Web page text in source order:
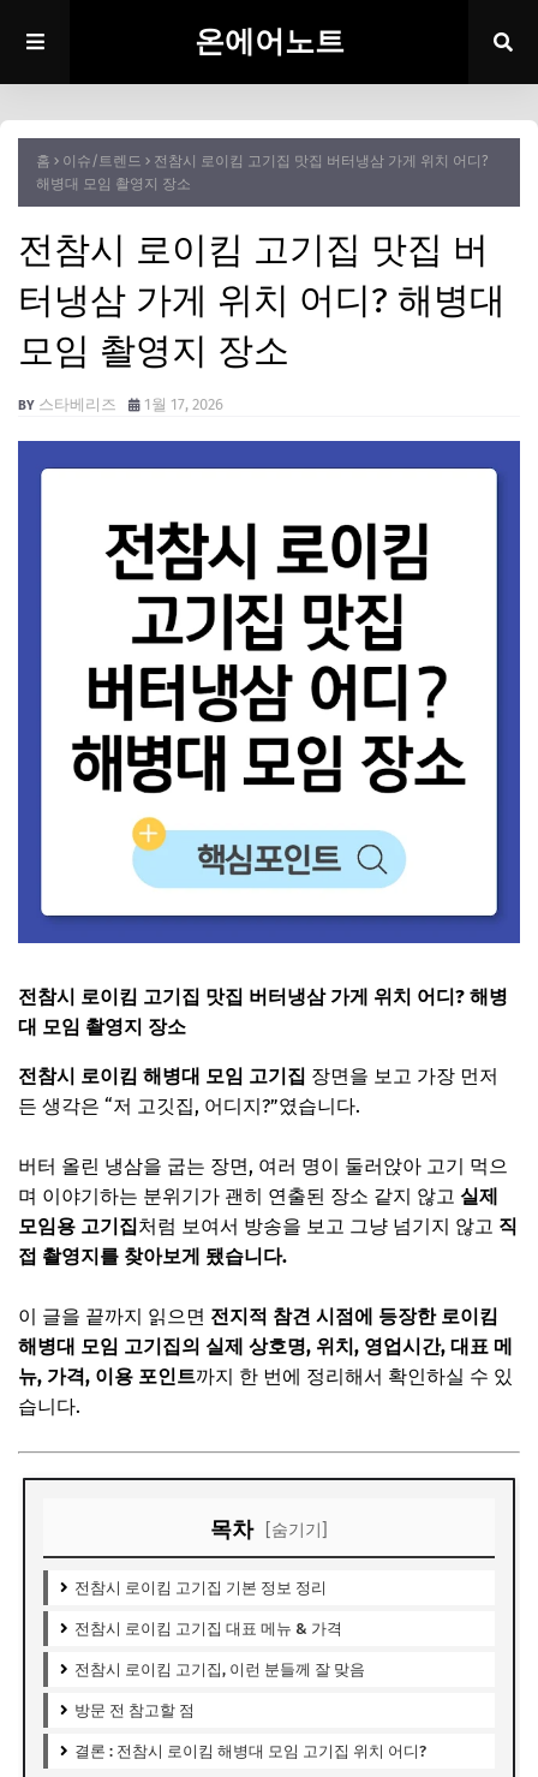
온에어노트
홈 이슈/트렌드
전참시 로이킴 고기집 맛집 버터냉삼 가게 위치 어디?
해병대 모임 촬영지 장소
전참시 로이킴 고기집 맛집 버
터냉삼 가게 위치 어디? 해병대
모임 촬영지 장소
스타베리즈 1월 17, 2026
전참시 로이킴 고기집 맛집 버터냉삼 가게 위치 어디? 해병
대 모임 촬영지 장소
전참시 로이킴 해병대 모임 고기집 장면을 보고 가장 먼저
든 생각은 “저 고깃집, 어디지?”였습니다.
버터 올린 냉삼을 굽는 장면, 여러 명이 둘러앉아 고기 먹으
며 이야기하는 분위기가 괜히 연출된 장소 같지 않고 실제
모임용 고기집처럼 보여서 방송을 보고 그냥 넘기지 않고 직
접 촬영지를 찾아보게 됐습니다.
이 글을 끝까지 읽으면 전지적 참견 시점에 등장한 로이킴
해병대 모임 고기집의 실제 상호명, 위치, 영업시간, 대표 메
뉴, 가격, 이용 포인트까지 한 번에 정리해서 확인하실 수 있
습니다.
목차 [숨기기]
전참시 로이킴 고기집 기본 정보 정리
전참시 로이킴 고기집 대표 메뉴 & 가격
전참시 로이킴 고기집, 이런 분들께 잘 맞음
방문 전 참고할 점
결론 : 전참시 로이킴 해병대 모임 고기집 위치 어디?